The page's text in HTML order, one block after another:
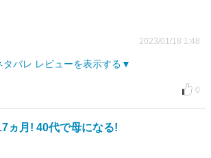
2023/01/18 1:48
タバレ レビューを表示する
0
ヵ月! 40代で母になる!